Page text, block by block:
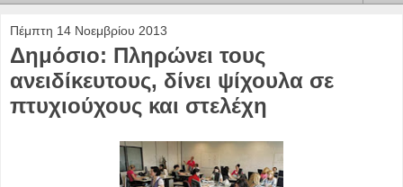
Πέμπτη 14 Νοεμβρίου 2013
Δημόσιο: Πληρώνει τους
ανειδίκευτους, δίνει ψίχουλα σε
πτυχιούχους και στελέχη